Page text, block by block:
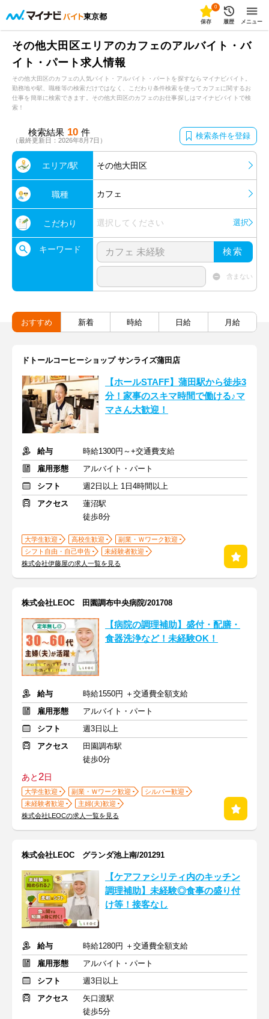
東京都
0
保存 履歴 メニュー
その他大田区エリアのカフェのアルバイト・バ
イト・パート求人情報
その他大田区のカフェの人気バイト・アルバイト・パートを探すならマイナビバイト。
勤務地や駅、職種等の検索だけではなく、こだわり条件検索を使ってカフェに関するお
仕事を簡単に検索できます。その他大田区のカフェのお仕事探しはマイナビバイトで検
索！
検索結果 10 件
（最終更新日：2026年8月7日） 検索条件を登録
エリア/駅 その他大田区
職種 カフェ
こだわり 選択してください 選択
キーワード 検索
含まない
おすすめ 新着 時給 日給 月給
ドトールコーヒーショップ サンライズ蒲田店
【ホールSTAFF】蒲田駅から徒歩3
分！家事のスキマ時間で働ける♪マ
マさん大歓迎！
給与
時給1300円～+交通費支給
雇用形態
アルバイト・パート
シフト
週2日以上 1日4時間以上
アクセス
蓮沼駅
徒歩8分
大学生歓迎 高校生歓迎
副業・Ｗワーク歓迎
シフト自由・自己申告
未経験者歓迎
株式会社伊藤屋の求人一覧を見る
株式会社LEOC 田園調布中央病院/201708
【病院の調理補助】盛付・配膳・
食器洗浄など！未経験OK！
給与
時給1550円 ＋交通費全額支給
雇用形態
アルバイト・パート
シフト
週3日以上
アクセス
田園調布駅
徒歩0分
あと2日
大学生歓迎 副業・Ｗワーク歓迎
シルバー歓迎
未経験者歓迎
主婦(夫)歓迎
株式会社LEOCの求人一覧を見る
株式会社LEOC グランダ池上南/201291
【ケアファシリティ内のキッチン
調理補助】未経験◎食事の盛り付
け等！接客なし
給与
時給1280円 ＋交通費全額支給
雇用形態
アルバイト・パート
シフト
週3日以上
アクセス
矢口渡駅
徒歩5分